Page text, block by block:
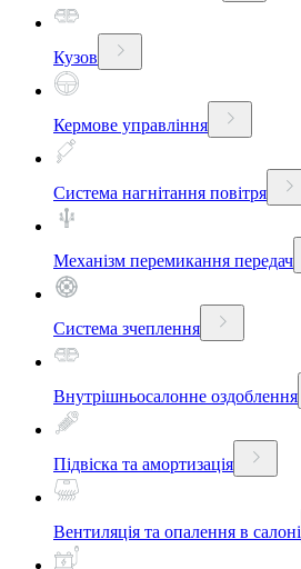
Кузов
Кермове управління
Система нагнітання повітря
Механізм перемикання передач
Система зчеплення
Внутрішньосалонне оздоблення
Підвіска та амортизація
Вентиляція та опалення в салоні